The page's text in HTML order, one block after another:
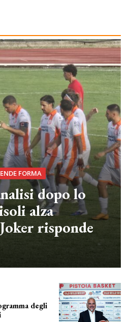
FORMA
dopo lo
alza
risponde
degli